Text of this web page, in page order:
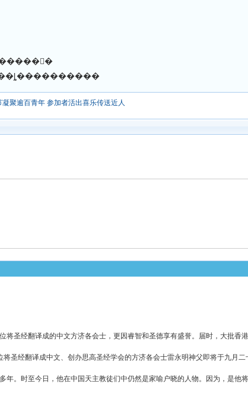
聚逾百青年 参加者活出喜乐传送近人
圣经翻译成的中文方济各会士，更因睿智和圣德享有盛誉。届时，大批香
圣经翻译成中文、创办思高圣经学会的方济各会士雷永明神父即将于九
。时至今日，他在中国天主教徒们中仍然是家喻户晓的人物。因为，是